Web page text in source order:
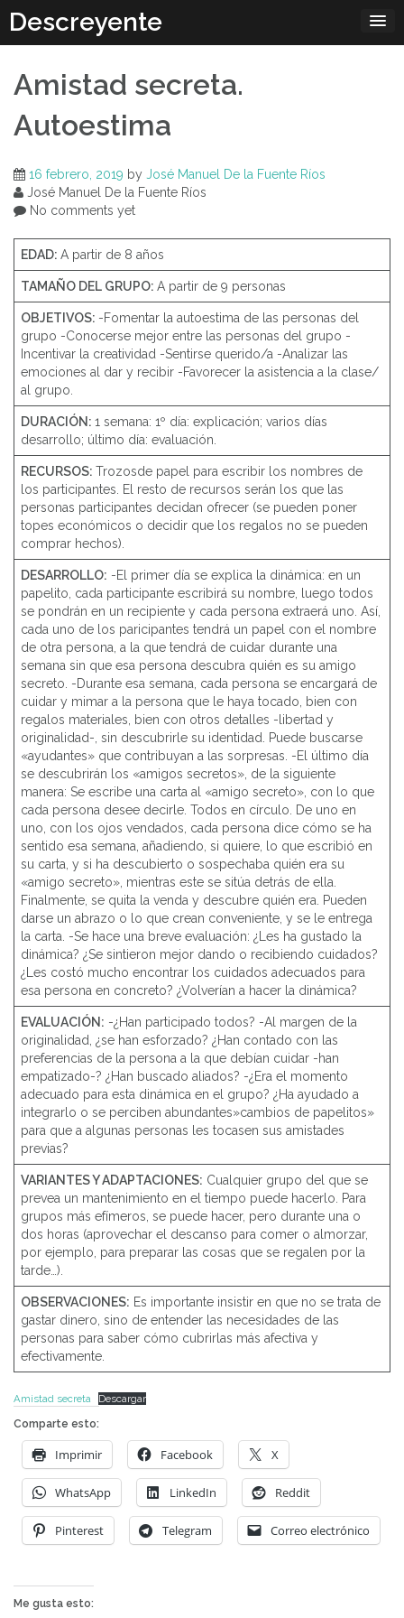
content
Descreyente
Amistad secreta.
Autoestima
16 febrero, 2019 by José Manuel De la Fuente Ríos
José Manuel De la Fuente Ríos
No comments yet
EDAD: A partir de 8 años
TAMAÑO DEL GRUPO: A partir de 9 personas
OBJETIVOS: -Fomentar la autoestima de las personas del
grupo -Conocerse mejor entre las personas del grupo -
Incentivar la creatividad -Sentirse querido/a -Analizar las
emociones al dar y recibir -Favorecer la asistencia a la clase/
al grupo.
DURACIÓN: 1 semana: 1º día: explicación; varios días
desarrollo; último día: evaluación.
RECURSOS: Trozosde papel para escribir los nombres de
los participantes. El resto de recursos serán los que las
personas participantes decidan ofrecer (se pueden poner
topes económicos o decidir que los regalos no se pueden
comprar hechos).
DESARROLLO: -El primer día se explica la dinámica: en un
papelito, cada participante escribirá su nombre, luego todos
se pondrán en un recipiente y cada persona extraerá uno. Así,
cada uno de los paricipantes tendrá un papel con el nombre
de otra persona, a la que tendrá de cuidar durante una
semana sin que esa persona descubra quién es su amigo
secreto. -Durante esa semana, cada persona se encargará de
cuidar y mimar a la persona que le haya tocado, bien con
regalos materiales, bien con otros detalles -libertad y
originalidad-, sin descubrirle su identidad. Puede buscarse
«ayudantes» que contribuyan a las sorpresas. -El último día
se descubrirán los «amigos secretos», de la siguiente
manera: Se escribe una carta al «amigo secreto», con lo que
cada persona desee decirle. Todos en círculo. De uno en
uno, con los ojos vendados, cada persona dice cómo se ha
sentido esa semana, añadiendo, si quiere, lo que escribió en
su carta, y si ha descubierto o sospechaba quién era su
«amigo secreto», mientras este se sitúa detrás de ella.
Finalmente, se quita la venda y descubre quién era. Pueden
darse un abrazo o lo que crean conveniente, y se le entrega
la carta. -Se hace una breve evaluación: ¿Les ha gustado la
dinámica? ¿Se sintieron mejor dando o recibiendo cuidados?
¿Les costó mucho encontrar los cuidados adecuados para
esa persona en concreto? ¿Volverían a hacer la dinámica?
EVALUACIÓN: -¿Han participado todos? -Al margen de la
originalidad, ¿se han esforzado? ¿Han contado con las
preferencias de la persona a la que debían cuidar -han
empatizado-? ¿Han buscado aliados? -¿Era el momento
adecuado para esta dinámica en el grupo? ¿Ha ayudado a
integrarlo o se perciben abundantes»cambios de papelitos»
para que a algunas personas les tocasen sus amistades
previas?
VARIANTES Y ADAPTACIONES: Cualquier grupo del que se
prevea un mantenimiento en el tiempo puede hacerlo. Para
grupos más efímeros, se puede hacer, pero durante una o
dos horas (aprovechar el descanso para comer o almorzar,
por ejemplo, para preparar las cosas que se regalen por la
tarde…).
OBSERVACIONES: Es importante insistir en que no se trata de
gastar dinero, sino de entender las necesidades de las
personas para saber cómo cubrirlas más afectiva y
efectivamente.
Amistad secreta
Descargar
Comparte esto:
Imprimir Facebook X
WhatsApp LinkedIn Reddit
Pinterest Telegram Correo electrónico
Me gusta esto: